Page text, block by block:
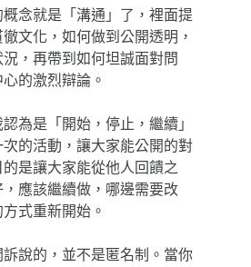
念就是「溝通」了，裡面提
文化，如何做到公開透明，
，再帶到如何坦誠面對問
的激烈辯論。
為是「開始，停止，繼續」
的活動，讓大家能公開的對
是讓大家能從他人回饋之
應該繼續做，哪邊需要改
式重新開始。
說的，並不是匿名制。當你